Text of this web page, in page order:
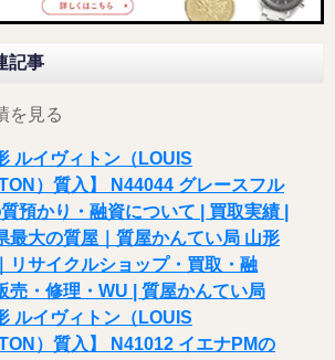
記事
を見る
ルイヴィトン（LOUIS
）質入】 N44044 グレースフル
預かり・融資について | 買取実績 |
最大の質屋｜質屋かんてい局 山形
リサイクルショップ・買取・融
売・修理・WU | 質屋かんてい局
ルイヴィトン（LOUIS
）質入】 N41012 イエナPMの